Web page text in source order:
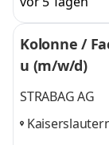
Kolonne /
u (m/w/d)
STRABAG AG